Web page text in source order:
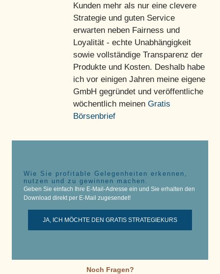
Kunden mehr als nur eine clevere
Strategie und guten Service
erwarten neben Fairness und
Loyalität - echte Unabhängigkeit
sowie vollständige Transparenz der
Produkte und Kosten. Deshalb habe
ich vor einigen Jahren meine eigene
GmbH gegründet und veröffentliche
wöchentlich meinen Gratis
Börsenbrief
Wie Sie profitable Gelegenheiten erkennen,
nutzen und zu gewinnen machen.
Geben Sie einfach Ihre E-Mail-Adresse ein und Sie erhalten den
Download direkt per E-Mail zugesendet!
JA, ICH MÖCHTE DEN GRATIS STRATEGIEKURS
Noch Fragen?